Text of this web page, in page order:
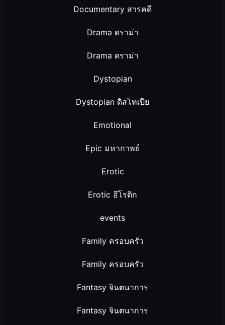
Documentary สารคดี
Drama ดราม่า
Drama ดราม่า
Dystopian
Dystopian ดิสโทเปีย
Emotional
Epic มหากาพย์
Erotic
Erotic อีโรติก
events
Family ครอบครัว
Family ครอบครัว
Fantasy จินตนาการ
Fantasy จินตนาการ